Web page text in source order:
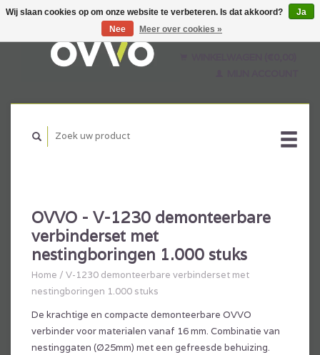
OVVO - V-1230 demonteerbare
verbinderset met
nestingboringen 1.000 stuks
Home / V-1230 demonteerbare verbinderset met
nestingboringen 1.000 stuks
De krachtige en compacte demonteerbare OVVO
verbinder voor materialen vanaf 16 mm. Combinatie van
nestinggaten (Ø25mm) met een gefreesde behuizing.
Wij slaan cookies op om onze website te verbeteren. Is dat akkoord?
Ja
Nee
Meer over cookies »